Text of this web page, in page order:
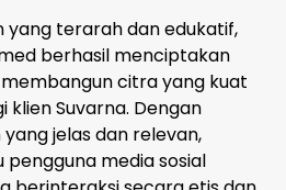
terarah dan edukatif,
berhasil menciptakan
citra yang kuat
Suvarna. Dengan
jelas dan relevan,
media sosial